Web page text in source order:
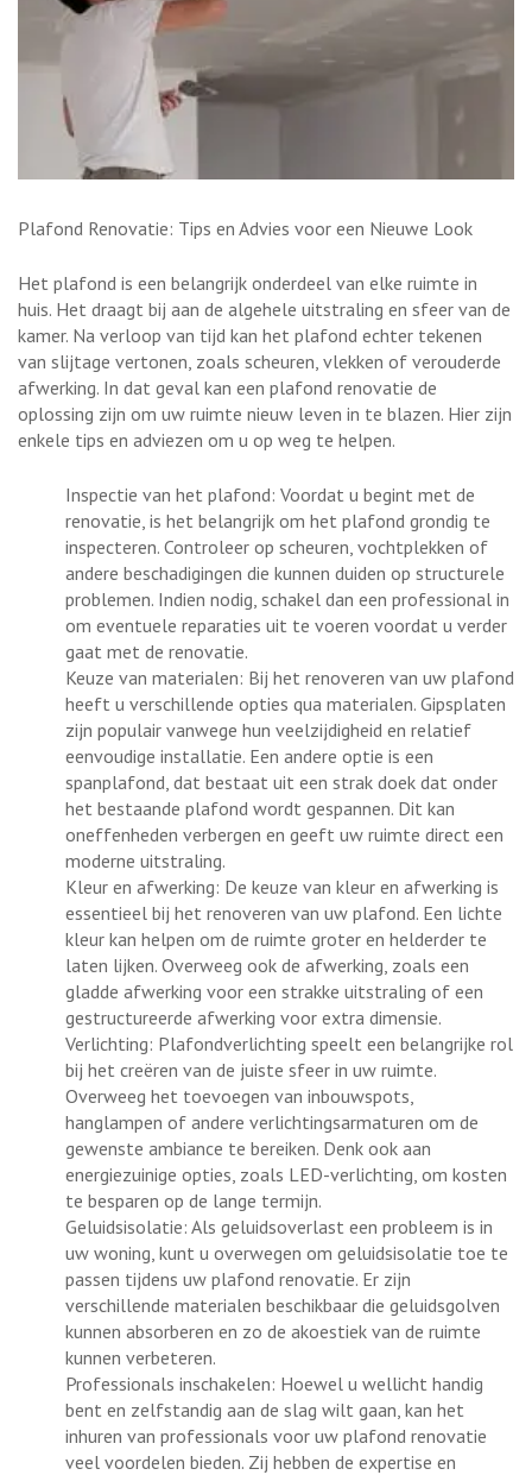
Plafond Renovatie: Tips en Advies voor een Nieuwe Look
Het plafond is een belangrijk onderdeel van elke ruimte in
huis. Het draagt bij aan de algehele uitstraling en sfeer van de
kamer. Na verloop van tijd kan het plafond echter tekenen
van slijtage vertonen, zoals scheuren, vlekken of verouderde
afwerking. In dat geval kan een plafond renovatie de
oplossing zijn om uw ruimte nieuw leven in te blazen. Hier zijn
enkele tips en adviezen om u op weg te helpen.
Inspectie van het plafond: Voordat u begint met de
renovatie, is het belangrijk om het plafond grondig te
inspecteren. Controleer op scheuren, vochtplekken of
andere beschadigingen die kunnen duiden op structurele
problemen. Indien nodig, schakel dan een professional in
om eventuele reparaties uit te voeren voordat u verder
gaat met de renovatie.
Keuze van materialen: Bij het renoveren van uw plafond
heeft u verschillende opties qua materialen. Gipsplaten
zijn populair vanwege hun veelzijdigheid en relatief
eenvoudige installatie. Een andere optie is een
spanplafond, dat bestaat uit een strak doek dat onder
het bestaande plafond wordt gespannen. Dit kan
oneffenheden verbergen en geeft uw ruimte direct een
moderne uitstraling.
Kleur en afwerking: De keuze van kleur en afwerking is
essentieel bij het renoveren van uw plafond. Een lichte
kleur kan helpen om de ruimte groter en helderder te
laten lijken. Overweeg ook de afwerking, zoals een
gladde afwerking voor een strakke uitstraling of een
gestructureerde afwerking voor extra dimensie.
Verlichting: Plafondverlichting speelt een belangrijke rol
bij het creëren van de juiste sfeer in uw ruimte.
Overweeg het toevoegen van inbouwspots,
hanglampen of andere verlichtingsarmaturen om de
gewenste ambiance te bereiken. Denk ook aan
energiezuinige opties, zoals LED-verlichting, om kosten
te besparen op de lange termijn.
Geluidsisolatie: Als geluidsoverlast een probleem is in
uw woning, kunt u overwegen om geluidsisolatie toe te
passen tijdens uw plafond renovatie. Er zijn
verschillende materialen beschikbaar die geluidsgolven
kunnen absorberen en zo de akoestiek van de ruimte
kunnen verbeteren.
Professionals inschakelen: Hoewel u wellicht handig
bent en zelfstandig aan de slag wilt gaan, kan het
inhuren van professionals voor uw plafond renovatie
veel voordelen bieden. Zij hebben de expertise en